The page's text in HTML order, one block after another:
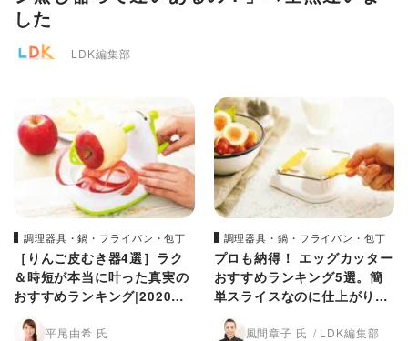
した
LDK編集部
調理器具・鍋・フライパン・包丁
［りんご皮むき器4選］ラク
＆時短が本当に叶った真実の
おすすめランキング|2020年
最新版
平尾由希 氏
調理器具・鍋・フライパン・包丁
プロも納得！ エッグカッター
おすすめランキング5選。簡
単スライスなのに仕上がり完
璧。LDKが紹介
風間章子 氏 LDK編集部